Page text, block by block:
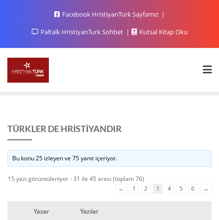
Facebook HristiyanTürk Sayfamız
Paltalk HristiyanTurk Sohbet
Kutsal Kitap Oku
TÜRKLER DE HRİSTİYANDIR
Bu konu 25 izleyen ve 75 yanıt içeriyor.
15 yazı görüntüleniyor - 31 ile 45 arası (toplam 76)
←
1 2 3 4 5 6 →
Yazar Yazılar